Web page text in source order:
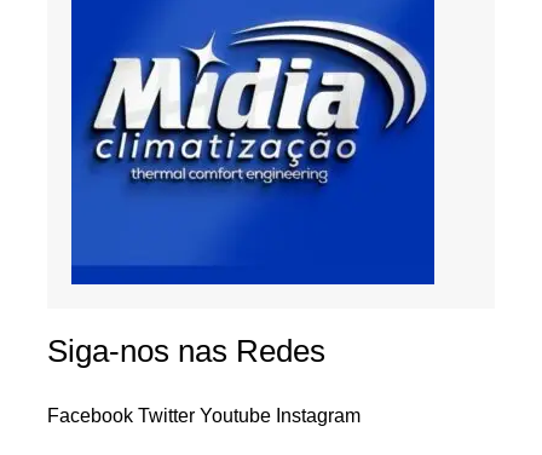
Siga-nos nas Redes
Facebook Twitter Youtube Instagram